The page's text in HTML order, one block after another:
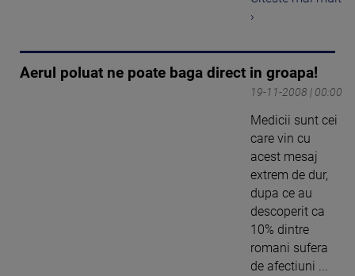
›
Aerul poluat ne poate baga direct in groapa!
19-11-2008 | 00:00
Medicii sunt cei
care vin cu
acest mesaj
extrem de dur,
dupa ce au
descoperit ca
10% dintre
romani sufera
de afectiuni ...